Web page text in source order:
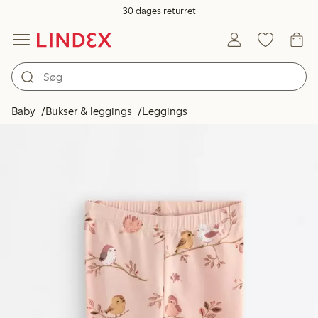
30 dages returret
Baby Bukser & leggings Leggings